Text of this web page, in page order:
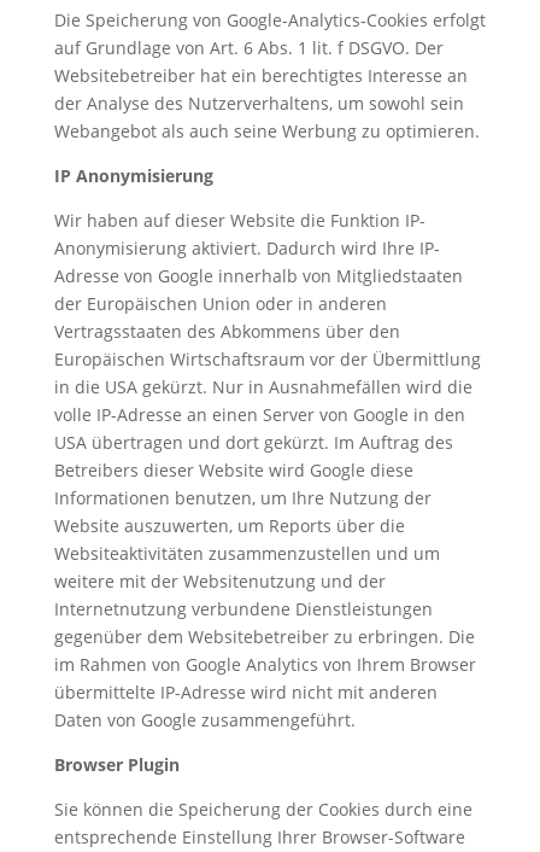
Die Speicherung von Google-Analytics-Cookies erfolgt
auf Grundlage von Art. 6 Abs. 1 lit. f DSGVO. Der
Websitebetreiber hat ein berechtigtes Interesse an
der Analyse des Nutzerverhaltens, um sowohl sein
Webangebot als auch seine Werbung zu optimieren.
IP Anonymisierung
Wir haben auf dieser Website die Funktion IP-
Anonymisierung aktiviert. Dadurch wird Ihre IP-
Adresse von Google innerhalb von Mitgliedstaaten
der Europäischen Union oder in anderen
Vertragsstaaten des Abkommens über den
Europäischen Wirtschaftsraum vor der Übermittlung
in die USA gekürzt. Nur in Ausnahmefällen wird die
volle IP-Adresse an einen Server von Google in den
USA übertragen und dort gekürzt. Im Auftrag des
Betreibers dieser Website wird Google diese
Informationen benutzen, um Ihre Nutzung der
Website auszuwerten, um Reports über die
Websiteaktivitäten zusammenzustellen und um
weitere mit der Websitenutzung und der
Internetnutzung verbundene Dienstleistungen
gegenüber dem Websitebetreiber zu erbringen. Die
im Rahmen von Google Analytics von Ihrem Browser
übermittelte IP-Adresse wird nicht mit anderen
Daten von Google zusammengeführt.
Browser Plugin
Sie können die Speicherung der Cookies durch eine
entsprechende Einstellung Ihrer Browser-Software